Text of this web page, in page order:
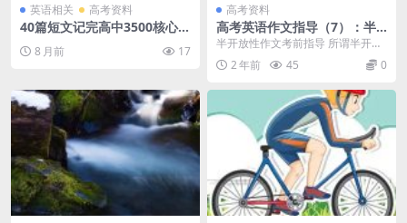
英语相关 高考资料
40篇短文记完高中3500核心词
清精美排版】
8 月前 17
高考资料
高考英语作文指导（7）：半
开放性作文考前指导
半开放性作文考前指导 所谓半开放
性作文，就是要求考生先准确地表
述条文、表格、图表...
2 年前 45 0